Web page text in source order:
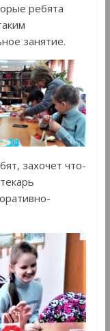
ребята
занятие.
захочет что-